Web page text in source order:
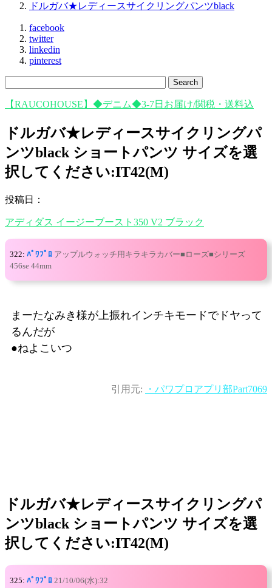
ドルガバ★レディースサイクリングパンツblack
facebook
twitter
linkedin
pinterest
【RAUCOHOUSE】◆デニム◆3-7日お届け/関税・送料込
ドルガバ★レディースサイクリングパ
ンツblack ショートパンツ サイズを選
択してください:IT42(M)
投稿日：
アディダス イージーブースト350 V2 ブラック
322: ﾊﾟﾜﾌﾟﾛ アップルウォッチ用キラキラカバー■ローズ■シリーズ
456se 44mm
まーたなみき様が上振れインチキモードでドヤって
るんだが
●ねよこいつ
引用元: ・パワプロアプリ部Part7069
ドルガバ★レディースサイクリングパ
ンツblack ショートパンツ サイズを選
択してください:IT42(M)
325: ﾊﾟﾜﾌﾟﾛ 21/10/06(水):32